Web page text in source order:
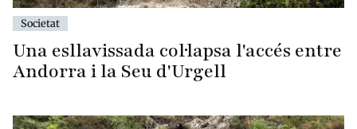
Societat
Una esllavissada col·lapsa l'accés entre
Andorra i la Seu d'Urgell